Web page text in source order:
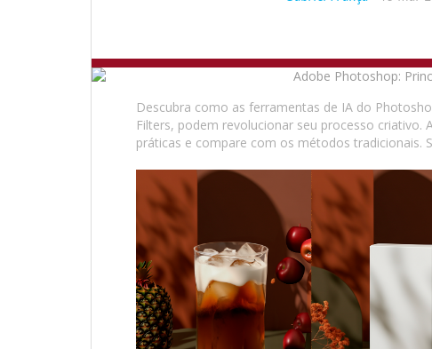
Descubra como as ferramentas de IA do
Filters, podem revolucionar seu processo criativo.
práticas e compare com os métodos tradicionais.